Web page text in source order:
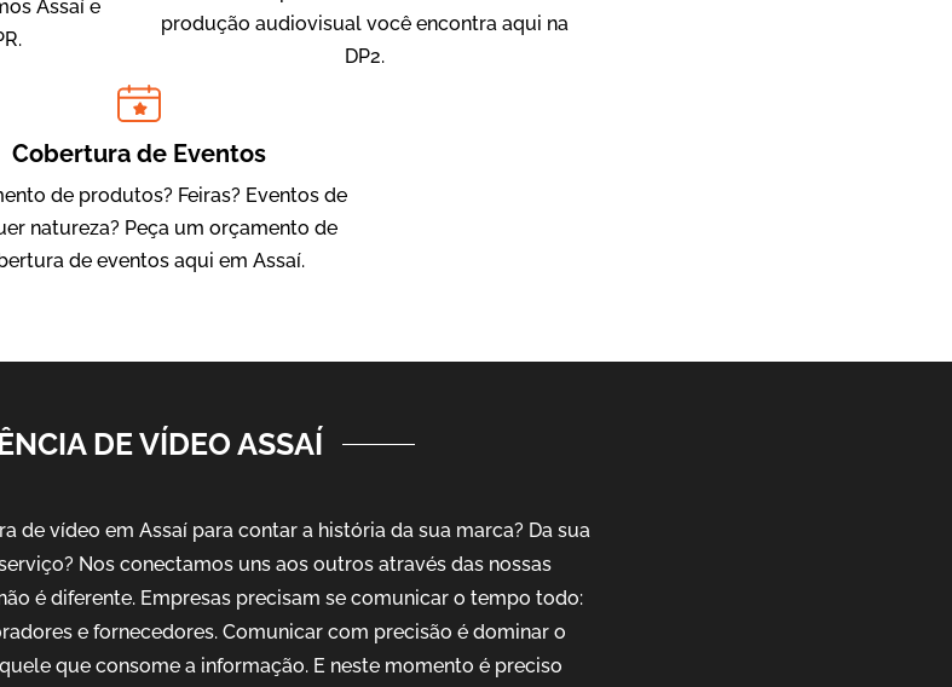
Julândia
Animação 2D
Assaí e
produção audiovisual você encontra aqui na
DP2.
Cobertura de Eventos
de produtos? Feiras? Eventos de
natureza? Peça um orçamento de
de eventos aqui em Assaí.
DE VÍDEO ASSAÍ
de vídeo em Assaí para contar a história da sua marca? Da sua
Nos conectamos uns aos outros através das nossas
é diferente. Empresas precisam se comunicar o tempo todo:
e fornecedores. Comunicar com precisão é dominar o
que consome a informação. E neste momento é preciso